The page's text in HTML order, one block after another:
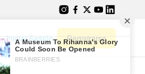
Iniciar Sesión Registrarse